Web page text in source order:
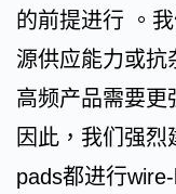
的前提进行 。
源供应能力或抗
高频产品需要更
因此，我们强烈
pads都进行